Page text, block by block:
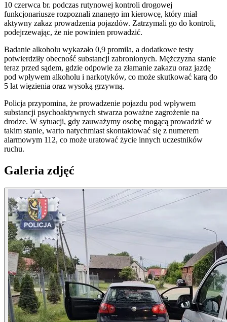
10 czerwca br. podczas rutynowej kontroli drogowej
funkcjonariusze rozpoznali znanego im kierowcę, który miał
aktywny zakaz prowadzenia pojazdów. Zatrzymali go do kontroli,
podejrzewając, że nie powinien prowadzić.
Badanie alkoholu wykazało 0,9 promila, a dodatkowe testy
potwierdziły obecność substancji zabronionych. Mężczyzna stanie
teraz przed sądem, gdzie odpowie za złamanie zakazu oraz jazdę
pod wpływem alkoholu i narkotyków, co może skutkować karą do
5 lat więzienia oraz wysoką grzywną.
Policja przypomina, że prowadzenie pojazdu pod wpływem
substancji psychoaktywnych stwarza poważne zagrożenie na
drodze. W sytuacji, gdy zauważymy osobę mogącą prowadzić w
takim stanie, warto natychmiast skontaktować się z numerem
alarmowym 112, co może uratować życie innych uczestników
ruchu.
Galeria zdjęć